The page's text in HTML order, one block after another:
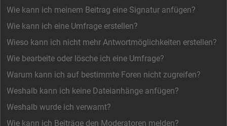
Wie kann ich meinem Beitrag eine Signatur anfügen?
Wie kann ich eine Umfrage erstellen?
Wieso kann ich nicht mehr Antwortmöglichkeiten erstellen?
Wie bearbeite oder lösche ich eine Umfrage?
Warum kann ich auf bestimmte Foren nicht zugreifen?
Weshalb kann ich keine Dateianhänge anfügen?
Weshalb wurde ich verwarnt?
Wie kann ich Beiträge den Moderatoren melden?